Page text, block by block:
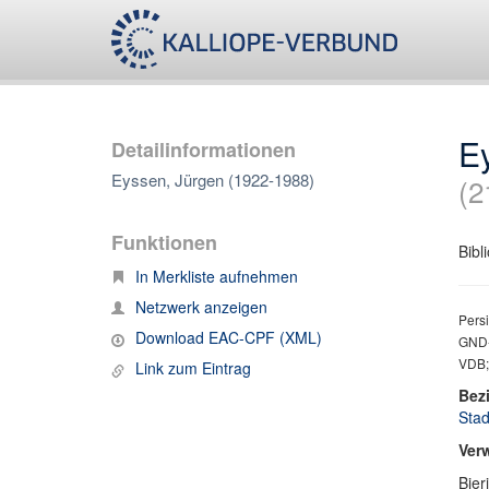
Detailinformationen
Eyssen, Jürgen (1922-1988)
Funktionen
In Merkliste aufnehmen
Netzwerk anzeigen
Download EAC-CPF (XML)
Link zum Eintrag